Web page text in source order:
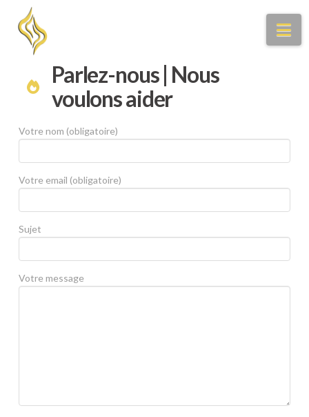
Parlez-nous | Nous
voulons aider
Votre nom (obligatoire)
Votre email (obligatoire)
Sujet
Votre message